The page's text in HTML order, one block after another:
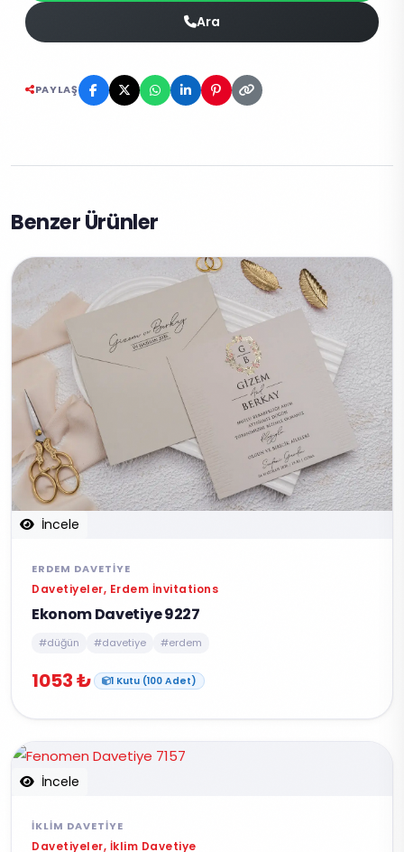
Ara
PAYLAŞ
Benzer Ürünler
İncele
ERDEM DAVETIYE
Davetiyeler, Erdem İnvitations
Ekonom Davetiye 9227
#düğün #davetiye #erdem
1053 ₺ 1 Kutu (100 Adet)
İncele
İKLIM DAVETIYE
Davetiyeler, İklim Davetiye